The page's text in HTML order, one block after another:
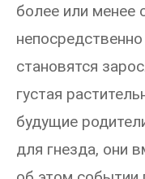
более или менее
становятся
густая
будущие
для гнезда, они